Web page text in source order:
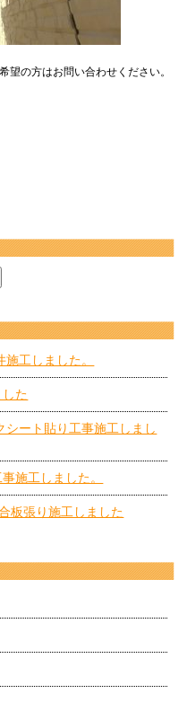
望の方はお問い合わせください。
工しました。
た
ート貼り工事施工しまし
施工しました。
板張り施工しました